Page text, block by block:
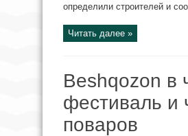
определили строителей и
Читать далее »
Beshqozon в
фестиваль и
поваров